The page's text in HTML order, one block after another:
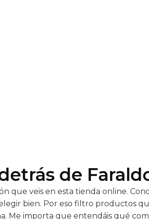
de
que veis en esta tienda online.
bien. Por eso filtro productos
Me importa que entendáis qué